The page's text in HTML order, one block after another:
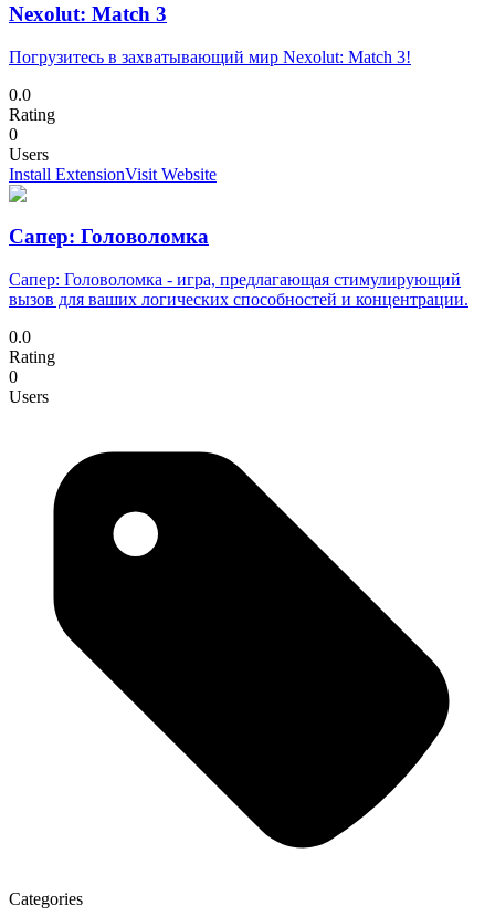
Nexolut: Match 3
Погрузитесь в захватывающий мир Nexolut: Match 3!
0.0
Rating
0
Users
Install ExtensionVisit Website
Сапер: Головоломка
Сапер: Головоломка - игра, предлагающая стимулирующий
вызов для ваших логических способностей и концентрации.
0.0
Rating
0
Users
Categories